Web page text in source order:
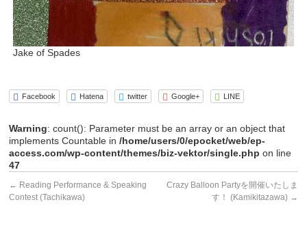
Jake of Spades
Facebook Hatena twitter Google+ LINE
Warning: count(): Parameter must be an array or an object that
implements Countable in/home/users/0/epocket/web/ep-
access.com/wp-content/themes/biz-vektor/single.php on line
47
← Reading Performance & Speaking
Contest (Tachikawa)
Crazy Balloon Partyを開催いたしま
す！ (Kamikitazawa) →